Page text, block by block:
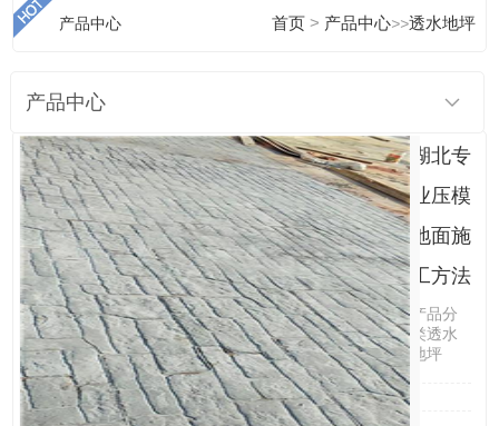
产品中心 首页 > 产品中心>>透水地坪
产品中心
湖北专
业压模
地面施
工方法
产品分
类透水
地坪